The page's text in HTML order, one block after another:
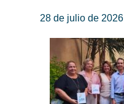
28 de julio de 2026